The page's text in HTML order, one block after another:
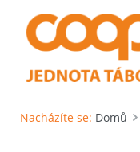
Nacházíte se: Domů